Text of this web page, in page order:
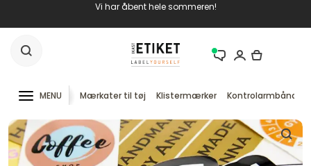
Vi har åbent hele sommeren!
MENU Mærkater til tøj Klistermærker Kontrolarmbånd